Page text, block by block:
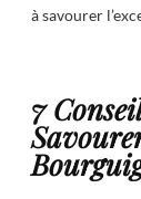
à savourer
7